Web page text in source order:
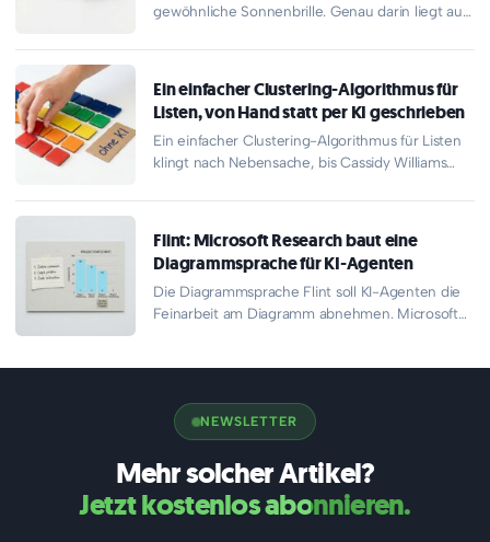
gewöhnliche Sonnenbrille. Genau darin liegt aus
Ein einfacher Clustering-Algorithmus für
Listen, von Hand statt per KI geschrieben
Ein einfacher Clustering-Algorithmus für Listen
klingt nach Nebensache, bis Cassidy Williams
Flint: Microsoft Research baut eine
Diagrammsprache für KI-Agenten
Die Diagrammsprache Flint soll KI-Agenten die
Feinarbeit am Diagramm abnehmen. Microsoft
NEWSLETTER
Mehr solcher Artikel?
Jetzt kostenlos abonnieren.